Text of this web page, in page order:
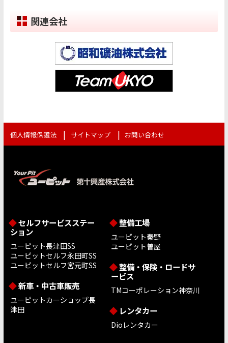
関連会社
個人情報保護法 サイトマップ お問い合わせ
セルフサービスステー
ション
ユーピット長津田SS
ユーピットセルフ永田町SS
ユーピットセルフ宮元町SS
新車・中古車販売
ユーピットカーショップ長
津田
整備工場
ユーピット秦野
ユーピット曽屋
整備・保険・ロードサ
ービス
TMコーポレーション神奈川
レンタカー
Dioレンタカー